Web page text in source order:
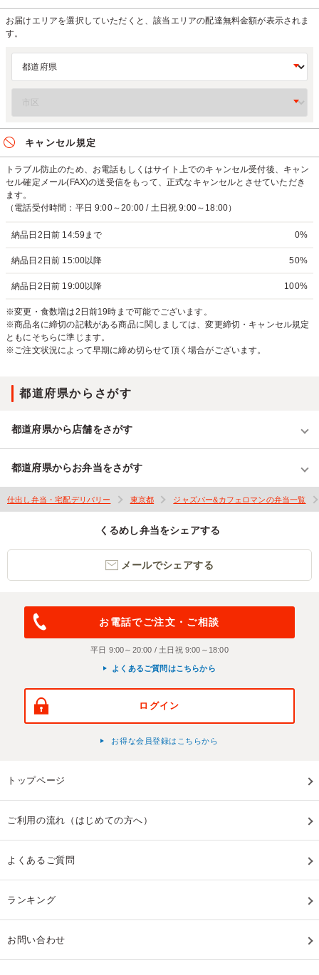
お届けエリアを選択していただくと、該当エリアの配達無料金額が表示されま
す。
キャンセル規定
トラブル防止のため、お電話もしくはサイト上でのキャンセル受付後、キャン
セル確定メール(FAX)の送受信をもって、正式なキャンセルとさせていただき
ます。
（電話受付時間：平日 9:00～20:00 / 土日祝 9:00～18:00）
納品日2日前 14:59まで 0%
納品日2日前 15:00以降 50%
納品日2日前 19:00以降 100%
※変更・食数増は2日前19時まで可能でございます。
※商品名に締切の記載がある商品に関しましては、変更締切・キャンセル規定
ともにそちらに準じます。
※ご注文状況によって早期に締め切らせて頂く場合がございます。
都道府県からさがす
都道府県から店舗をさがす
都道府県からお弁当をさがす
仕出し弁当・宅配デリバリー 東京都 ジャズバー&カフェロマンの弁当一覧
くるめし弁当をシェアする
メールでシェアする
お電話でご注文・ご相談
平日 9:00～20:00 / 土日祝 9:00～18:00
よくあるご質問はこちらから
ログイン
お得な会員登録はこちらから
トップページ
ご利用の流れ（はじめての方へ）
よくあるご質問
ランキング
お問い合わせ